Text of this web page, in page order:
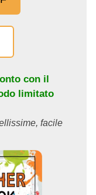
con il
limitato
facile